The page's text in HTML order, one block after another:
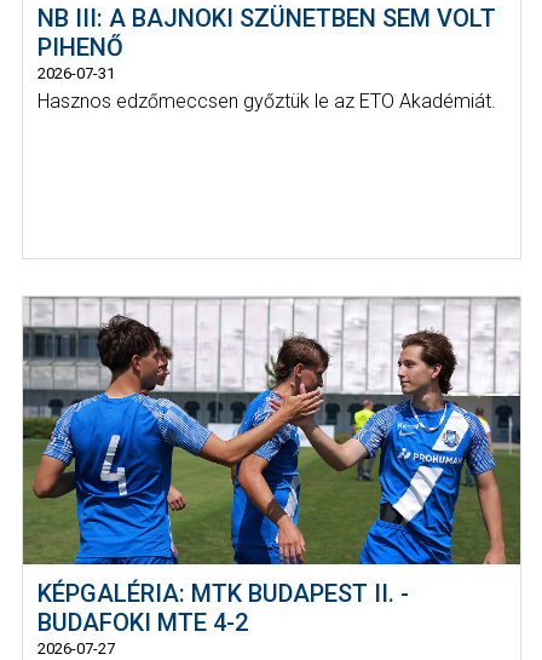
NB III: A BAJNOKI SZÜNETBEN SEM VOLT
PIHENŐ
2026-07-31
Hasznos edzőmeccsen győztük le az ETO Akadémiát.
KÉPGALÉRIA: MTK BUDAPEST II. -
BUDAFOKI MTE 4-2
2026-07-27